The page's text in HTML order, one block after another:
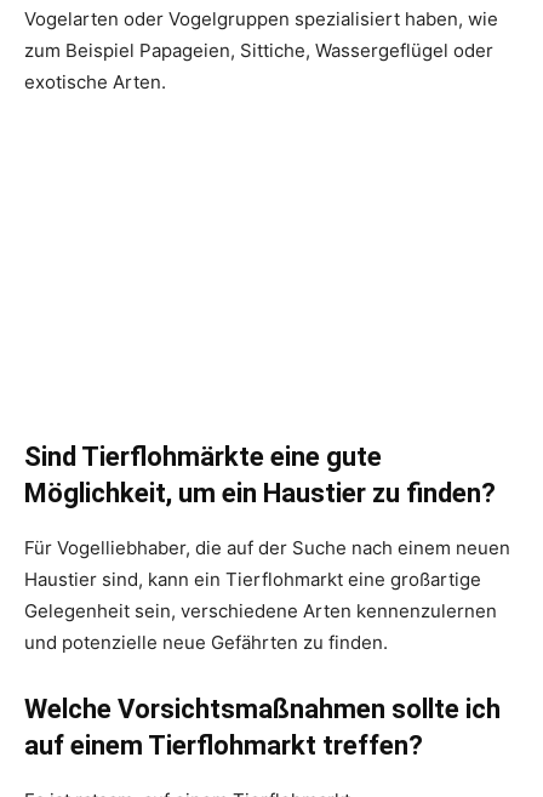
Vogelarten oder Vogelgruppen spezialisiert haben, wie
zum Beispiel Papageien, Sittiche, Wassergeflügel oder
exotische Arten.
Sind Tierflohmärkte eine gute
Möglichkeit, um ein Haustier zu finden?
Für Vogelliebhaber, die auf der Suche nach einem neuen
Haustier sind, kann ein Tierflohmarkt eine großartige
Gelegenheit sein, verschiedene Arten kennenzulernen
und potenzielle neue Gefährten zu finden.
Welche Vorsichtsmaßnahmen sollte ich
auf einem Tierflohmarkt treffen?